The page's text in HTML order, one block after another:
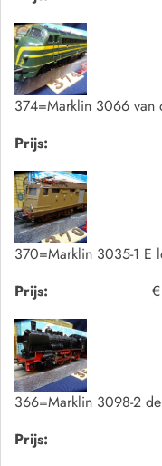
374=Marklin 3066 van
Prijs:
370=Marklin 3035-1 E
Prijs:
366=Marklin 3098-2
Prijs: